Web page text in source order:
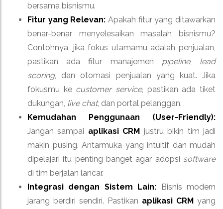
bersama bisnismu.
Fitur yang Relevan: Apakah fitur yang ditawarkan
benar-benar menyelesaikan masalah bisnismu?
Contohnya, jika fokus utamamu adalah penjualan,
pastikan ada fitur manajemen pipeline, lead
scoring, dan otomasi penjualan yang kuat. Jika
fokusmu ke customer service, pastikan ada tiket
dukungan, live chat, dan portal pelanggan.
Kemudahan Penggunaan (User-Friendly):
Jangan sampai aplikasi CRM justru bikin tim jadi
makin pusing. Antarmuka yang intuitif dan mudah
dipelajari itu penting banget agar adopsi software
di tim berjalan lancar.
Integrasi dengan Sistem Lain: Bisnis modern
jarang berdiri sendiri. Pastikan aplikasi CRM yang